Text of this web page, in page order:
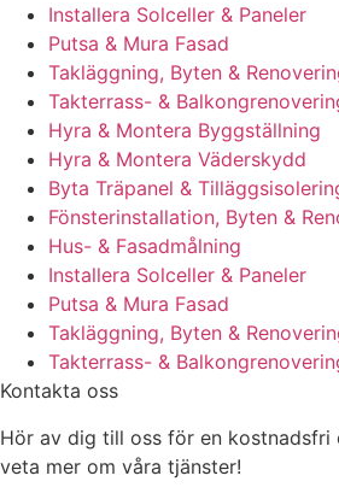
Installera Solceller & Paneler
Putsa & Mura Fasad
Takläggning, Byten &
Takterrass- &
Hyra & Montera Byggställning
Hyra & Montera Väderskydd
Byta Träpanel &
Fönsterinstallation, Byten &
Hus- & Fasadmålning
Installera Solceller & Paneler
Putsa & Mura Fasad
Takläggning, Byten &
Takterrass- &
Kontakta oss
Hör av dig till oss för en
veta mer om våra tjänster!